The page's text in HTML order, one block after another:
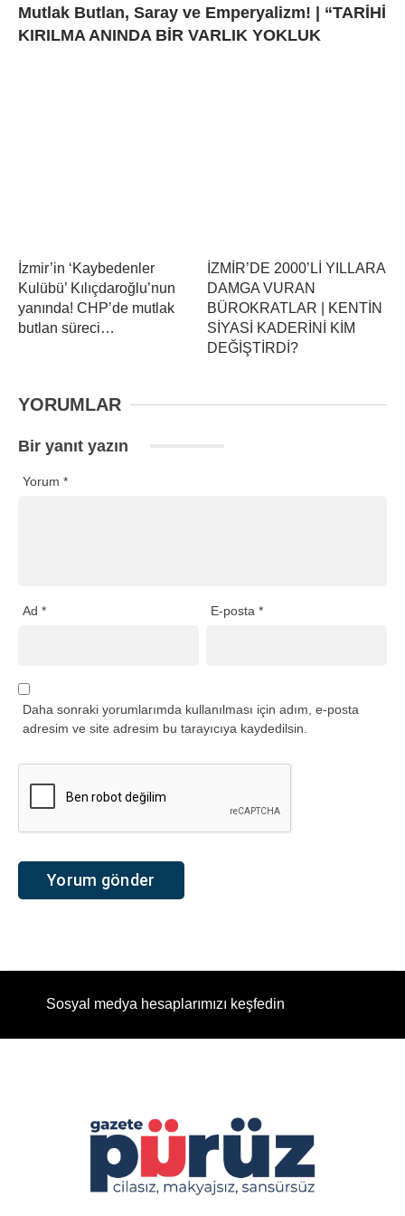
Mutlak Butlan, Saray ve Emperyalizm! | “TARİHİ
KIRILMA ANINDA BİR VARLIK YOKLUK
İzmir’in ‘Kaybedenler
Kulübü’ Kılıçdaroğlu’nun
yanında! CHP’de mutlak
butlan süreci…
İZMİR’DE 2000’Lİ YILLARA
DAMGA VURAN
BÜROKRATLAR | KENTİN
SİYASİ KADERİNİ KİM
DEĞİŞTİRDİ?
YORUMLAR
Bir yanıt yazın
Yorum *
Ad * E-posta*
Daha sonraki yorumlarımda kullanılması için adım, e-posta
adresim ve site adresim bu tarayıcıya kaydedilsin.
Sosyal medya hesaplarımızı keşfedin